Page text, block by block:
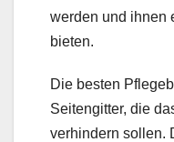
werden und ihnen
bieten.
Die besten
Seitengitter, die
verhindern sollen.